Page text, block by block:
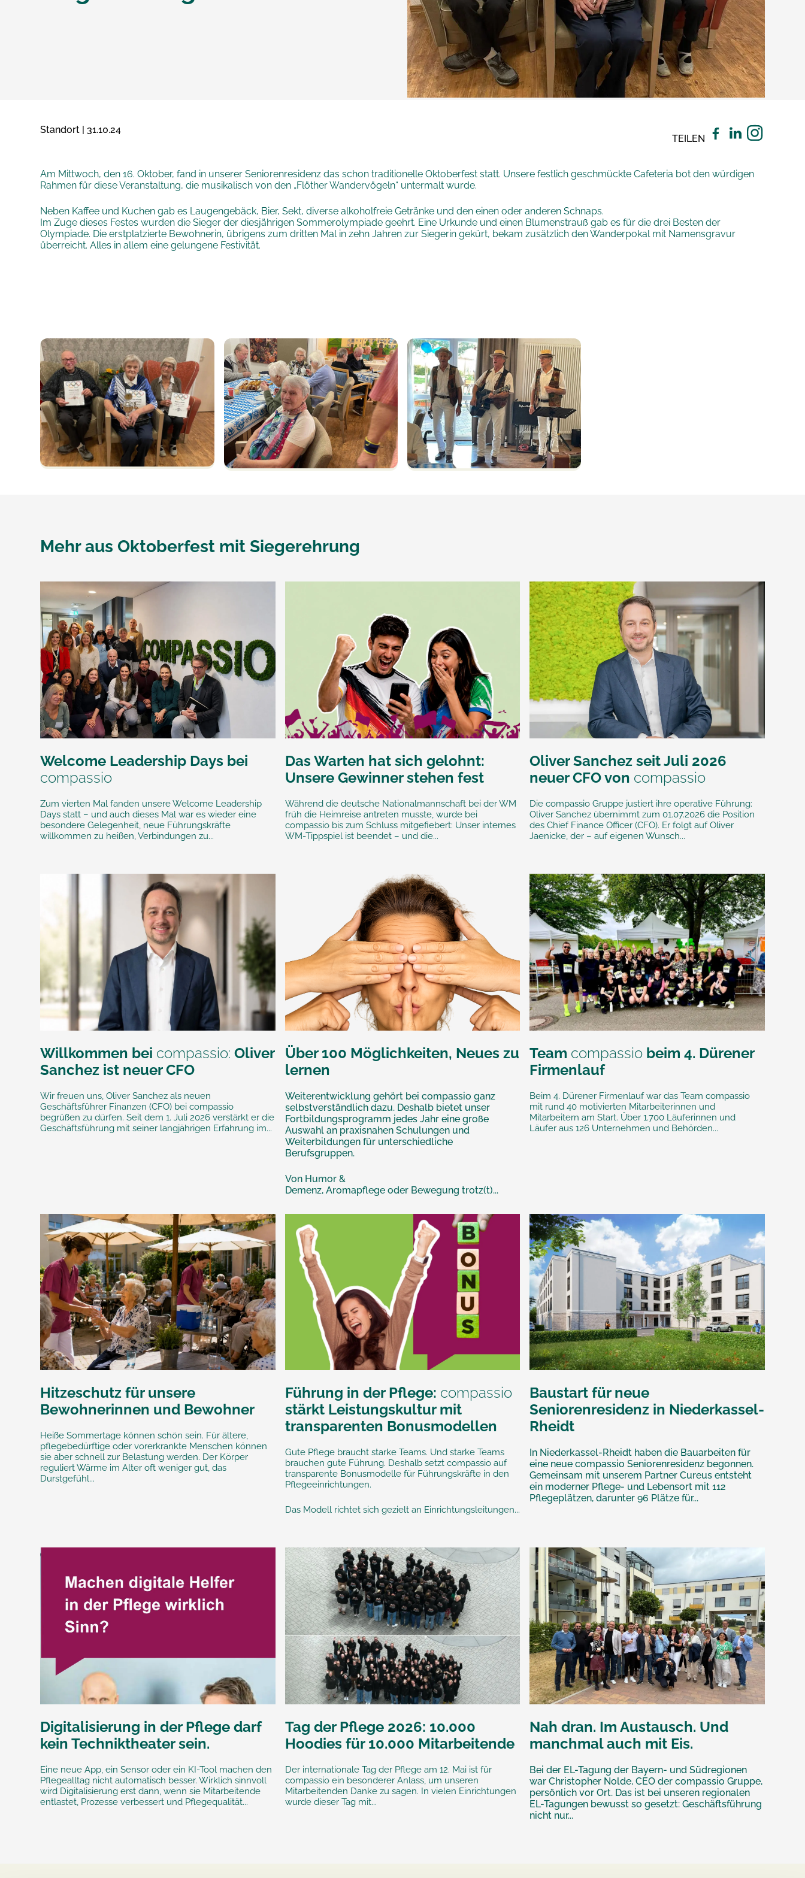
Standort | 31.10.24
TEILEN
Am Mittwoch, den 16. Oktober, fand in unserer Seniorenresidenz das schon traditionelle Oktoberfest statt. Unsere festlich geschmückte Cafeteria bot den würdigen
Rahmen für diese Veranstaltung, die musikalisch von den „Flöther Wandervögeln“ untermalt wurde.
Neben Kaffee und Kuchen gab es Laugengebäck, Bier, Sekt, diverse alkoholfreie Getränke und den einen oder anderen Schnaps.
Im Zuge dieses Festes wurden die Sieger der diesjährigen Sommerolympiade geehrt. Eine Urkunde und einen Blumenstrauß gab es für die drei Besten der
Olympiade. Die erstplatzierte Bewohnerin, übrigens zum dritten Mal in zehn Jahren zur Siegerin gekürt, bekam zusätzlich den Wanderpokal mit Namensgravur
überreicht. Alles in allem eine gelungene Festivität.
Mehr aus Oktoberfest mit Siegerehrung
Welcome Leadership Days bei
compassio
Zum vierten Mal fanden unsere Welcome Leadership
Days statt – und auch dieses Mal war es wieder eine
besondere Gelegenheit, neue Führungskräfte
willkommen zu heißen, Verbindungen zu...
Das Warten hat sich gelohnt:
Unsere Gewinner stehen fest
Während die deutsche Nationalmannschaft bei der WM
früh die Heimreise antreten musste, wurde bei
compassio bis zum Schluss mitgefiebert: Unser internes
WM-Tippspiel ist beendet – und die...
Oliver Sanchez seit Juli 2026
neuer CFO von compassio
Die compassio Gruppe justiert ihre operative Führung:
Oliver Sanchez übernimmt zum 01.07.2026 die Position
des Chief Finance Officer (CFO). Er folgt auf Oliver
Jaenicke, der – auf eigenen Wunsch...
Willkommen bei compassio: Oliver
Sanchez ist neuer CFO
Wir freuen uns, Oliver Sanchez als neuen
Geschäftsführer Finanzen (CFO) bei compassio
begrüßen zu dürfen. Seit dem 1. Juli 2026 verstärkt er die
Geschäftsführung mit seiner langjährigen Erfahrung im...
Über 100 Möglichkeiten, Neues zu
lernen
Weiterentwicklung gehört bei compassio ganz
selbstverständlich dazu. Deshalb bietet unser
Fortbildungsprogramm jedes Jahr eine große
Auswahl an praxisnahen Schulungen und
Weiterbildungen für unterschiedliche
Berufsgruppen.
Von Humor &
Demenz, Aromapflege oder Bewegung trotz(t)...
Team compassio beim 4. Dürener
Firmenlauf
Beim 4. Dürener Firmenlauf war das Team compassio
mit rund 40 motivierten Mitarbeiterinnen und
Mitarbeitern am Start. Über 1.700 Läuferinnen und
Läufer aus 126 Unternehmen und Behörden...
Hitzeschutz für unsere
Bewohnerinnen und Bewohner
Heiße Sommertage können schön sein. Für ältere,
pflegebedürftige oder vorerkrankte Menschen können
sie aber schnell zur Belastung werden. Der Körper
reguliert Wärme im Alter oft weniger gut, das
Durstgefühl...
Führung in der Pflege: compassio
stärkt Leistungskultur mit
transparenten Bonusmodellen
Gute Pflege braucht starke Teams. Und starke Teams
brauchen gute Führung. Deshalb setzt compassio auf
transparente Bonusmodelle für Führungskräfte in den
Pflegeeinrichtungen.
Das Modell richtet sich gezielt an Einrichtungsleitungen...
Baustart für neue
Seniorenresidenz in Niederkassel-
Rheidt
In Niederkassel-Rheidt haben die Bauarbeiten für
eine neue compassio Seniorenresidenz begonnen.
Gemeinsam mit unserem Partner Cureus entsteht
ein moderner Pflege- und Lebensort mit 112
Pflegeplätzen, darunter 96 Plätze für...
Digitalisierung in der Pflege darf
kein Techniktheater sein.
Eine neue App, ein Sensor oder ein KI-Tool machen den
Pflegealltag nicht automatisch besser. Wirklich sinnvoll
wird Digitalisierung erst dann, wenn sie Mitarbeitende
entlastet, Prozesse verbessert und Pflegequalität...
Tag der Pflege 2026: 10.000
Hoodies für 10.000 Mitarbeitende
Der internationale Tag der Pflege am 12. Mai ist für
compassio ein besonderer Anlass, um unseren
Mitarbeitenden Danke zu sagen. In vielen Einrichtungen
wurde dieser Tag mit...
Nah dran. Im Austausch. Und
manchmal auch mit Eis.
Bei der EL-Tagung der Bayern- und Südregionen
war Christopher Nolde, CEO der compassio Gruppe,
persönlich vor Ort. Das ist bei unseren regionalen
EL-Tagungen bewusst so gesetzt: Geschäftsführung
nicht nur...